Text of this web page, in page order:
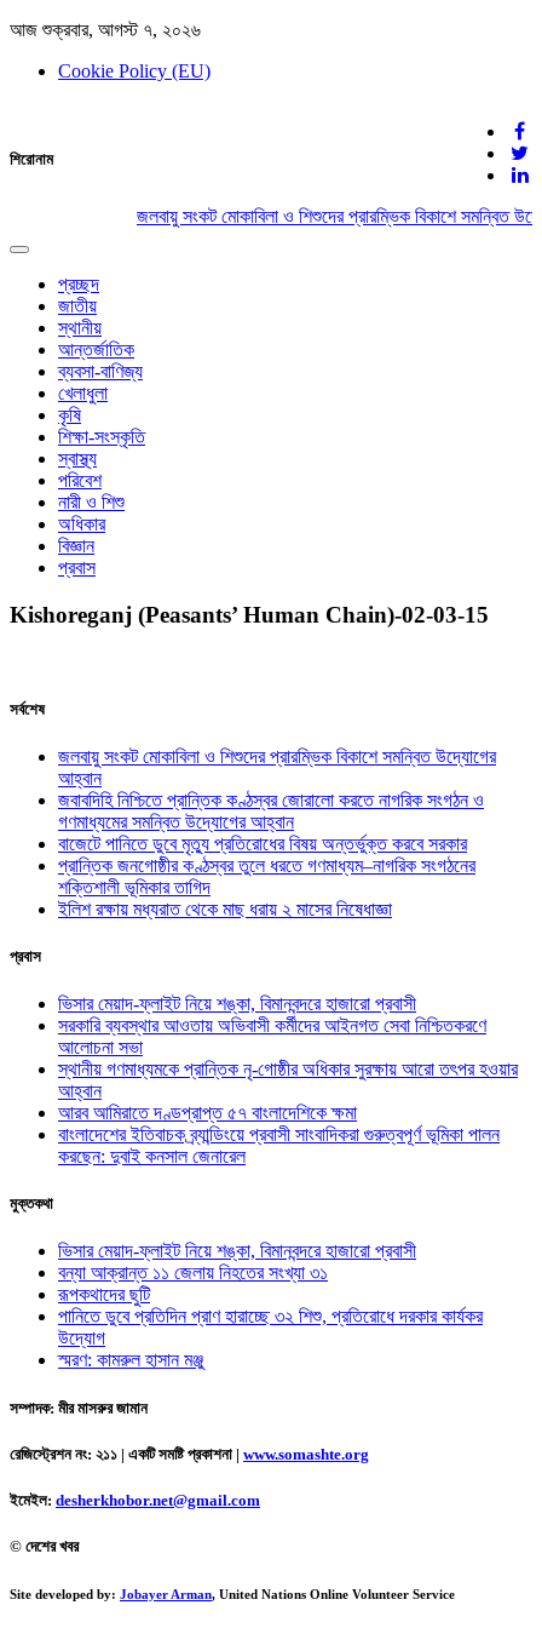
আজ শুক্রবার, আগস্ট ৭, ২০২৬
Cookie Policy (EU)
দেশের খবর
যুক্ত থাকুন দেশের সঙ্গে
শিরোনাম
জলবায়ু সংকট মোকাবিলা ও শিশুদের প্রারম্ভিক বিকাশে সমন্বিত
Toggle
navigation
প্রচ্ছদ
জাতীয়
স্থানীয়
আন্তর্জাতিক
ব্যবসা-বাণিজ্য
খেলাধুলা
কৃষি
শিক্ষা-সংস্কৃতি
স্বাস্থ্য
পরিবেশ
নারী ও শিশু
অধিকার
বিজ্ঞান
প্রবাস
Kishoreganj (Peasants’ Human Chain)-02-03-15
সর্বশেষ
জলবায়ু সংকট মোকাবিলা ও শিশুদের প্রারম্ভিক বিকাশে সমন্বিত উদ্যোগের
আহ্বান
জবাবদিহি নিশ্চিতে প্রান্তিক কণ্ঠস্বর জোরালো করতে নাগরিক সংগঠন ও
গণমাধ্যমের সমন্বিত উদ্যোগের আহ্বান
বাজেটে পানিতে ডুবে মৃত্যু প্রতিরোধের বিষয় অন্তর্ভুক্ত করবে সরকার
প্রান্তিক জনগোষ্ঠীর কণ্ঠস্বর তুলে ধরতে গণমাধ্যম–নাগরিক সংগঠনের
শক্তিশালী ভূমিকার তাগিদ
ইলিশ রক্ষায় মধ্যরাত থেকে মাছ ধরায় ২ মাসের নিষেধাজ্ঞা
প্রবাস
ভিসার মেয়াদ-ফ্লাইট নিয়ে শঙ্কা, বিমানবন্দরে হাজারো প্রবাসী
সরকারি ব্যবস্থার আওতায় অভিবাসী কর্মীদের আইনগত সেবা নিশ্চিতকরণে
আলোচনা সভা
স্থানীয় গণমাধ্যমকে প্রান্তিক নৃ-গোষ্ঠীর অধিকার সুরক্ষায় আরো তৎপর হওয়ার
আহ্বান
আরব আমিরাতে দণ্ডপ্রাপ্ত ৫৭ বাংলাদেশিকে ক্ষমা
বাংলাদেশের ইতিবাচক ব্র্যান্ডিংয়ে প্রবাসী সাংবাদিকরা গুরুত্বপূর্ণ ভূমিকা পালন
করছেন: দুবাই কনসাল জেনারেল
মুক্তকথা
ভিসার মেয়াদ-ফ্লাইট নিয়ে শঙ্কা, বিমানবন্দরে হাজারো প্রবাসী
বন্যা আক্রান্ত ১১ জেলায় নিহতের সংখ্যা ৩১
রূপকথাদের ছুটি
পানিতে ডুবে প্রতিদিন প্রাণ হারাচ্ছে ৩২ শিশু, প্রতিরোধে দরকার কার্যকর
উদ্যোগ
স্মরণ: কামরুল হাসান মঞ্জু
সম্পাদক: মীর মাসরুর জামান
রেজিস্ট্রেশন নং: ২১১ | একটি সমষ্টি প্রকাশনা | www.somashte.org
ইমেইল: desherkhobor.net@gmail.com
© দেশের খবর
Site developed by: Jobayer Arman, United Nations Online Volunteer Service